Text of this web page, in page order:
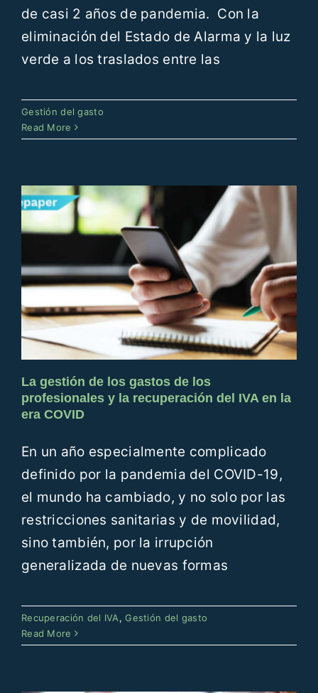
de casi 2 años de pandemia. Con la
eliminación del Estado de Alarma y la luz
verde a los traslados entre las
Gestión del gasto
Read More
profesionales y la recuperación
La gestión de los gastos de los
profesionales y la recuperación del IVA en la
era COVID
En un año especialmente complicado
definido por la pandemia del COVID-19,
el mundo ha cambiado, y no solo por las
restricciones sanitarias y de movilidad,
sino también, por la irrupción
generalizada de nuevas formas
Recuperación del IVA,Gestión del gasto
Read More
Novedades del Suministro
Inmediato de información (SII)